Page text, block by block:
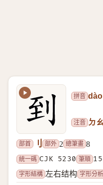
拼音 dào
注音 ㄉ
部首 刂 部外 2 總筆畫 8
統一碼 CJK 5230 筆順
字形結構 左右结构 字形分析